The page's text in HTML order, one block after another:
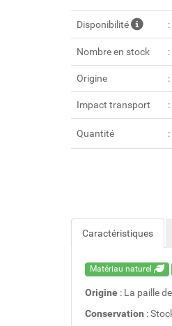
Disponibilité
Nombre en stock
Origine
Impact transport
Quantité
Caractéristiques
Matériau naturel
Origine : La paille
Conservation :